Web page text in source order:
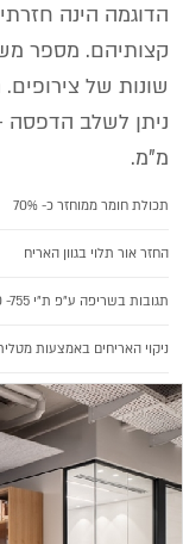
הדוגמה הינה
קצותיהם. מספר
שונות של
מ"מ.
תכולת חומר ממוחזר כ- 70%
החזר אור תלוי בגוון האריח
תגובות בשריפה ע"פ ת"י B, s2,d0 -755
ניקוי האריחים באמצעות